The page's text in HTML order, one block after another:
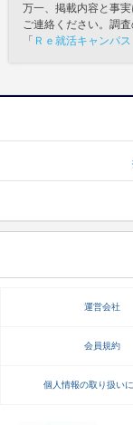
万一、掲載内容と事
ご連絡ください。調査
「 Ｒｅ就活キャンパ
運営会社
会員規約
個人情報の取り扱い